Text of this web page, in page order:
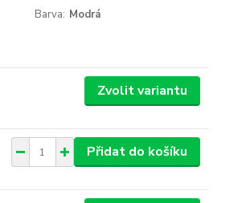
Barva: Modrá
Zvolit variantu
Přidat do košíku